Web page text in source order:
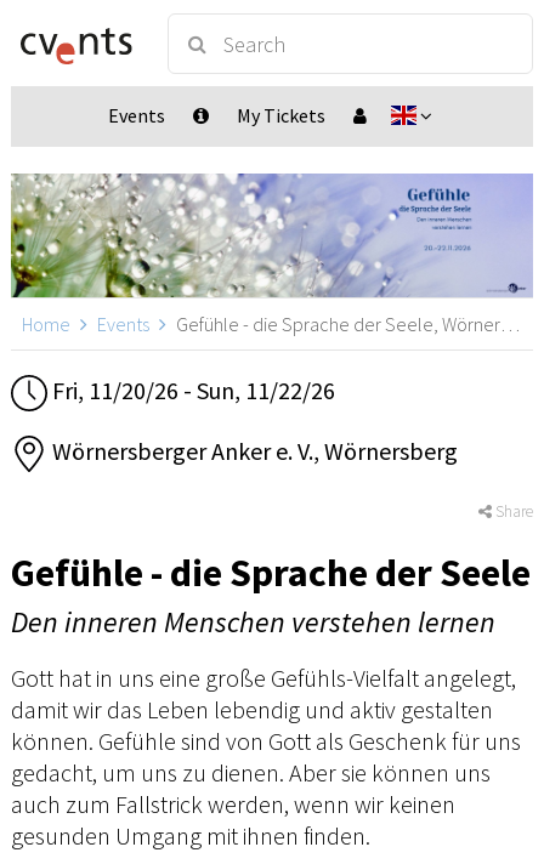
Events My Tickets
Home Events Gefühle - die Sprache der Seele, Wörnersberg
Fri, 11/20/26 - Sun, 11/22/26
Wörnersberger Anker e. V., Wörnersberg
Share
Gefühle - die Sprache der Seele
Den inneren Menschen verstehen lernen
Gott hat in uns eine große Gefühls-Vielfalt angelegt,
damit wir das Leben lebendig und aktiv gestalten
können. Gefühle sind von Gott als Geschenk für uns
gedacht, um uns zu dienen. Aber sie können uns
auch zum Fallstrick werden, wenn wir keinen
gesunden Umgang mit ihnen finden.